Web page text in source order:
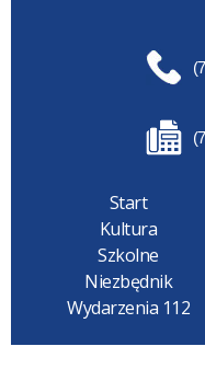
Start
Kultura
Szkolne
Niezbędnik
Wydarzenia 112